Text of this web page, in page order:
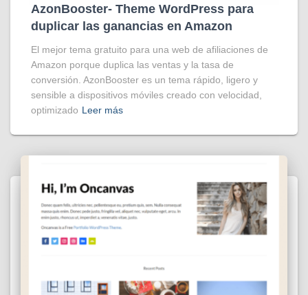
AzonBooster- Theme WordPress para
duplicar las ganancias en Amazon
El mejor tema gratuito para una web de afiliaciones de
Amazon porque duplica las ventas y la tasa de
conversión. AzonBooster es un tema rápido, ligero y
sensible a dispositivos móviles creado con velocidad,
optimizado Leer más